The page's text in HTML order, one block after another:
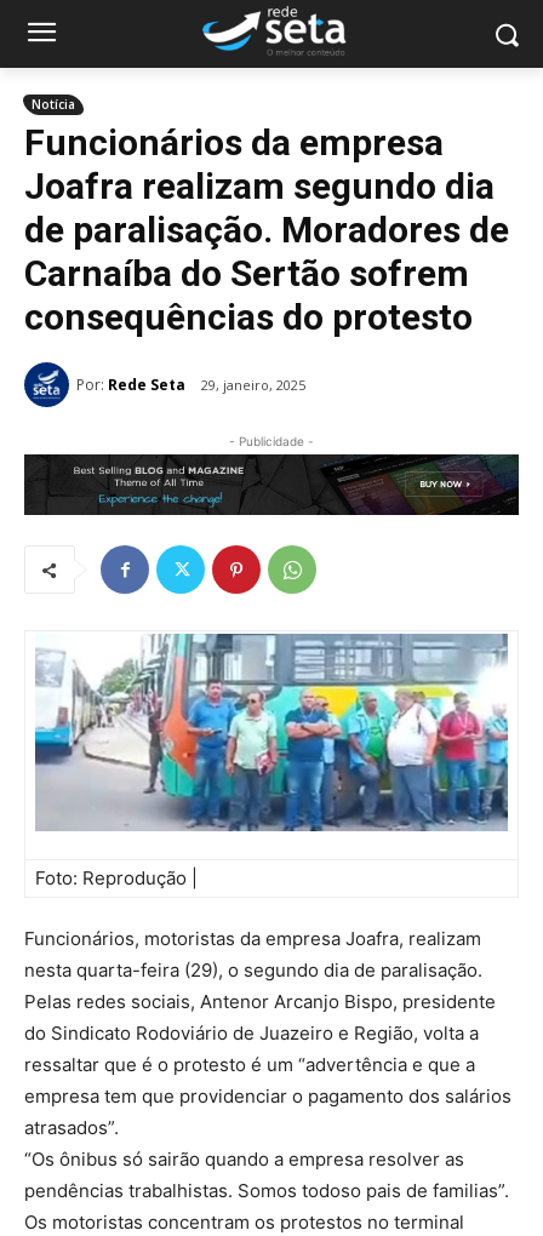
Notícia
Funcionários da empresa
Joafra realizam segundo dia
de paralisação. Moradores de
Carnaíba do Sertão sofrem
consequências do protesto
Por: Rede Seta 29, janeiro, 2025
- Publicidade -
Foto: Reprodução |
Funcionários, motoristas da empresa Joafra, realizam
nesta quarta-feira (29), o segundo dia de paralisação.
Pelas redes sociais, Antenor Arcanjo Bispo, presidente
do Sindicato Rodoviário de Juazeiro e Região, volta a
ressaltar que é o protesto é um “advertência e que a
empresa tem que providenciar o pagamento dos salários
atrasados”.
“Os ônibus só sairão quando a empresa resolver as
pendências trabalhistas. Somos todoso pais de familias”.
Os motoristas concentram os protestos no terminal